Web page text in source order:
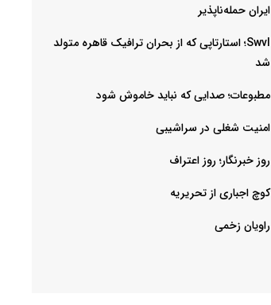
ایران حمله‌ناپذیر
Swvl؛ استارتاپی که از بحران ترافیک قاهره متولد
شد
مطبوعات؛ صدایی که نباید خاموش شود
امنیت شغلی در سراشیبی
روز خبرنگار؛ روز اعتراف
کوچ اجباری از تحریریه
راویان زخمی